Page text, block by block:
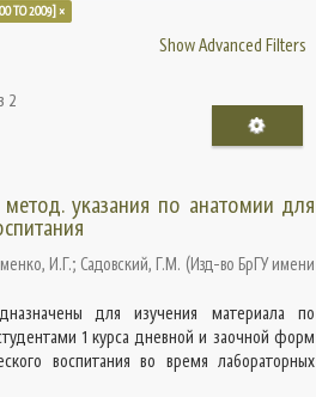
TO 2009] ×
Show Advanced Filters
2
указания по анатомии для
И.Г.; Садовский, Г.М. (Изд-во БрГУ имени
для изучения материала по
1 курса дневной и заочной форм
воспитания во время лабораторных